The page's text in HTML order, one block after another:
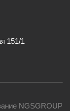
151/1
NGSGROUP